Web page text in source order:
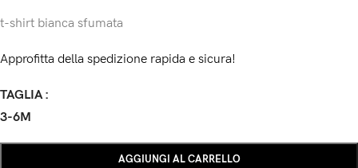
t-shirt bianca sfumata
Approfitta della spedizione rapida e sicura!
TAGLIA
3-6M
AGGIUNGI AL CARRELLO